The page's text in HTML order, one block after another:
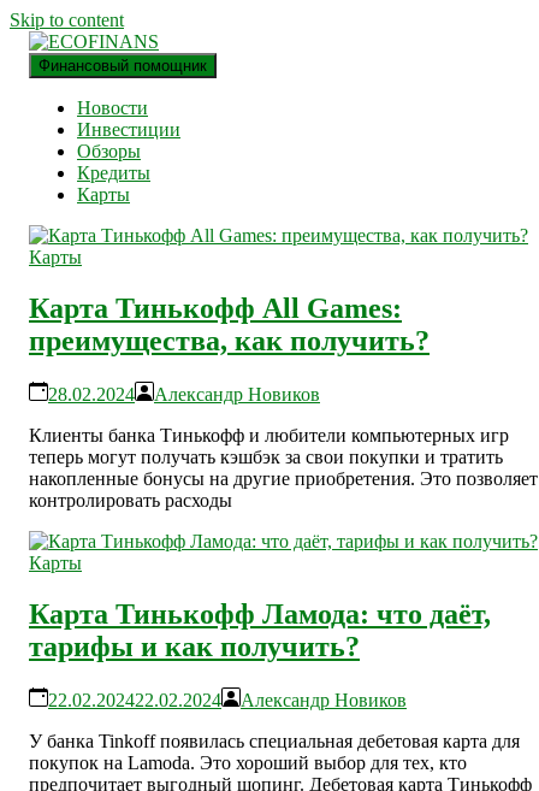
Skip to content
ECOFINANS
финансовый блог
Финансовый помощник
Новости
Инвестиции
Обзоры
Кредиты
Карты
Карты
Карта Тинькофф All Games:
преимущества, как получить?
28.02.2024
Александр Новиков
Клиенты банка Тинькофф и любители компьютерных игр
теперь могут получать кэшбэк за свои покупки и тратить
накопленные бонусы на другие приобретения. Это позволяет
контролировать расходы
Карты
Карта Тинькофф Ламода: что даёт,
тарифы и как получить?
22.02.202422.02.2024
Александр Новиков
У банка Tinkoff появилась специальная дебетовая карта для
покупок на Lamoda. Это хороший выбор для тех, кто
предпочитает выгодный шопинг. Дебетовая карта Тинькофф